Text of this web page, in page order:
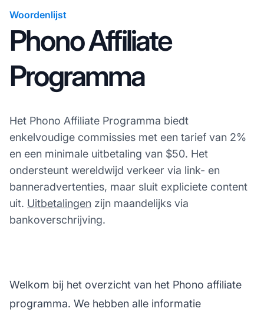
Woordenlijst
Phono Affiliate
Programma
Het Phono Affiliate Programma biedt
enkelvoudige commissies met een tarief van 2%
en een minimale uitbetaling van $50. Het
ondersteunt wereldwijd verkeer via link- en
banneradvertenties, maar sluit expliciete content
uit. Uitbetalingen zijn maandelijks via
bankoverschrijving.
Welkom bij het overzicht van het Phono affiliate
programma. We hebben alle informatie